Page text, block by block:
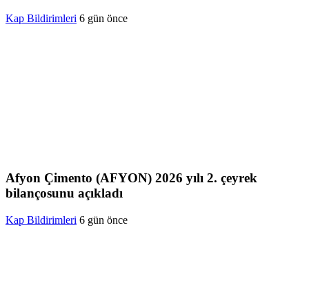
Kap Bildirimleri 6 gün önce
Afyon Çimento (AFYON) 2026 yılı 2. çeyrek
bilançosunu açıkladı
Kap Bildirimleri 6 gün önce